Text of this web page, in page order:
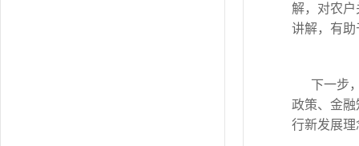
解，对农
讲解，有
下一步
政策、金
行新发展